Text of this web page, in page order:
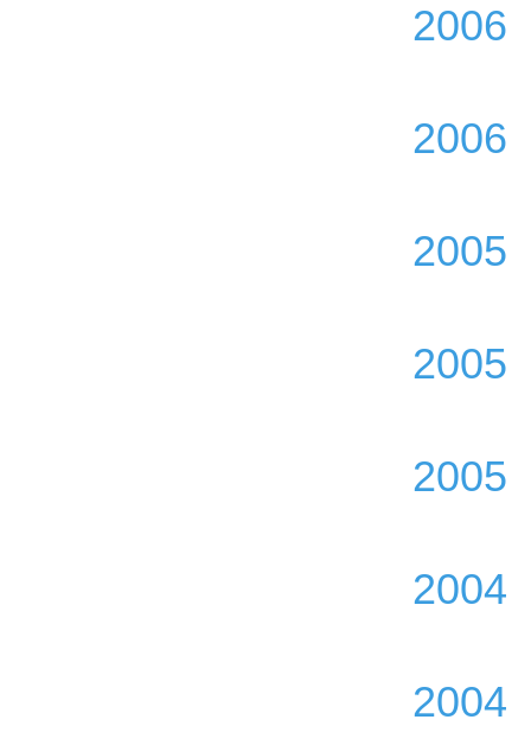
2006
2006
2005
2005
2005
2004
2004